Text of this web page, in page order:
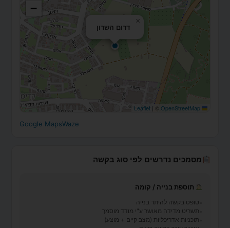
דרום השרון
×
−
Leaflet
| ©OpenStreetMap
Waze
Google Maps
מסמכים נדרשים לפי סוג בקשה
תוספת בנייה / קומה
טופס בקשה להיתר בנייה
תשריט מדידה מאושר ע"י מודד מוסמך
תוכניות אדריכליות (מצב קיים + מוצע)